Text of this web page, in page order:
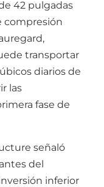
42 pulgadas
compresión
transportar
diarios de
las
fase de
señaló
del
inferior